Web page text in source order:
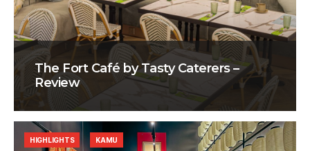
The Fort Café by Tasty Caterers –
Review
HIGHLIGHTS KAMU